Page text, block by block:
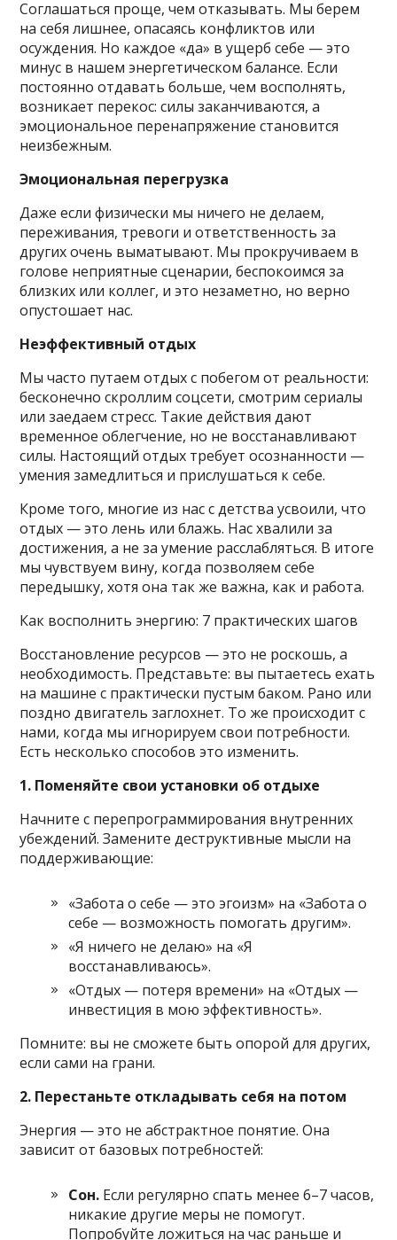
Соглашаться проще, чем отказывать. Мы берем
на себя лишнее, опасаясь конфликтов или
осуждения. Но каждое «да» в ущерб себе — это
минус в нашем энергетическом балансе. Если
постоянно отдавать больше, чем восполнять,
возникает перекос: силы заканчиваются, а
эмоциональное перенапряжение становится
неизбежным.
Эмоциональная перегрузка
Даже если физически мы ничего не делаем,
переживания, тревоги и ответственность за
других очень выматывают. Мы прокручиваем в
голове неприятные сценарии, беспокоимся за
близких или коллег, и это незаметно, но верно
опустошает нас.
Неэффективный отдых
Мы часто путаем отдых с побегом от реальности:
бесконечно скроллим соцсети, смотрим сериалы
или заедаем стресс. Такие действия дают
временное облегчение, но не восстанавливают
силы. Настоящий отдых требует осознанности —
умения замедлиться и прислушаться к себе.
Кроме того, многие из нас с детства усвоили, что
отдых — это лень или блажь. Нас хвалили за
достижения, а не за умение расслабляться. В итоге
мы чувствуем вину, когда позволяем себе
передышку, хотя она так же важна, как и работа.
Как восполнить энергию: 7 практических шагов
Восстановление ресурсов — это не роскошь, а
необходимость. Представьте: вы пытаетесь ехать
на машине с практически пустым баком. Рано или
поздно двигатель заглохнет. То же происходит с
нами, когда мы игнорируем свои потребности.
Есть несколько способов это изменить.
1. Поменяйте свои установки об отдыхе
Начните с перепрограммирования внутренних
убеждений. Замените деструктивные мысли на
поддерживающие:
«Забота о себе — это эгоизм» на «Забота о
себе — возможность помогать другим».
«Я ничего не делаю» на «Я
восстанавливаюсь».
«Отдых — потеря времени» на «Отдых —
инвестиция в мою эффективность».
Помните: вы не сможете быть опорой для других,
если сами на грани.
2. Перестаньте откладывать себя на потом
Энергия — это не абстрактное понятие. Она
зависит от базовых потребностей:
Сон. Если регулярно спать менее 6–7 часов,
никакие другие меры не помогут.
Попробуйте ложиться на час раньше и